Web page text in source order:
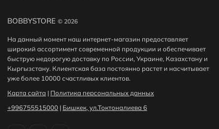
BOBBYSTORE © 2026
На данный момент наш интернет-магазин предоставляет
широкий ассортимент современной продукции и обеспечивает
быструю недорогую доставку по России, Украине, Казахстану и
Кыргызстану. Клиентская база постоянно растет и насчитывает
уже более 10000 счастливых клиентов.
Карта сайта | Политика персональных данных
+996755515000 | Бишкек, ул.Токтоналиева 6